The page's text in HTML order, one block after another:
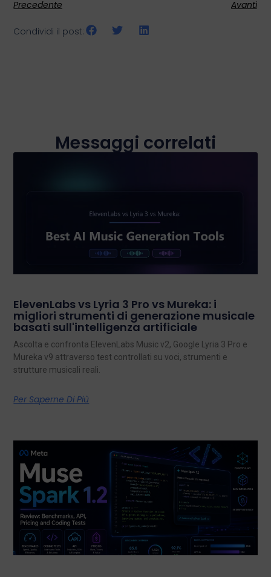
Precedente Avanti
Condividi il post:
Messaggi correlati
ElevenLabs vs Lyria 3 Pro vs Mureka: i
migliori strumenti di generazione musicale
basati sull'intelligenza artificiale
Ascolta e confronta ElevenLabs Music v2, Google Lyria 3 Pro e
Mureka v9 attraverso test controllati su voci, strumenti e
strutture musicali reali.
Per Saperne Di Più